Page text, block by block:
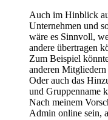
Auch im Hinblick
Unternehmen und
wäre es Sinnvoll,
andere übertragen
Zum Beispiel
anderen
Oder auch das
und Gruppenname
Nach meinem
Admin online sein,